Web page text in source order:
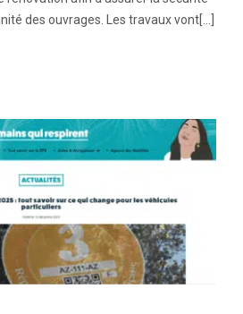
des ouvrages. Les travaux vont[…]